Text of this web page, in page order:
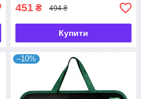
451 ₴ 494 ₴
Купити
–10%